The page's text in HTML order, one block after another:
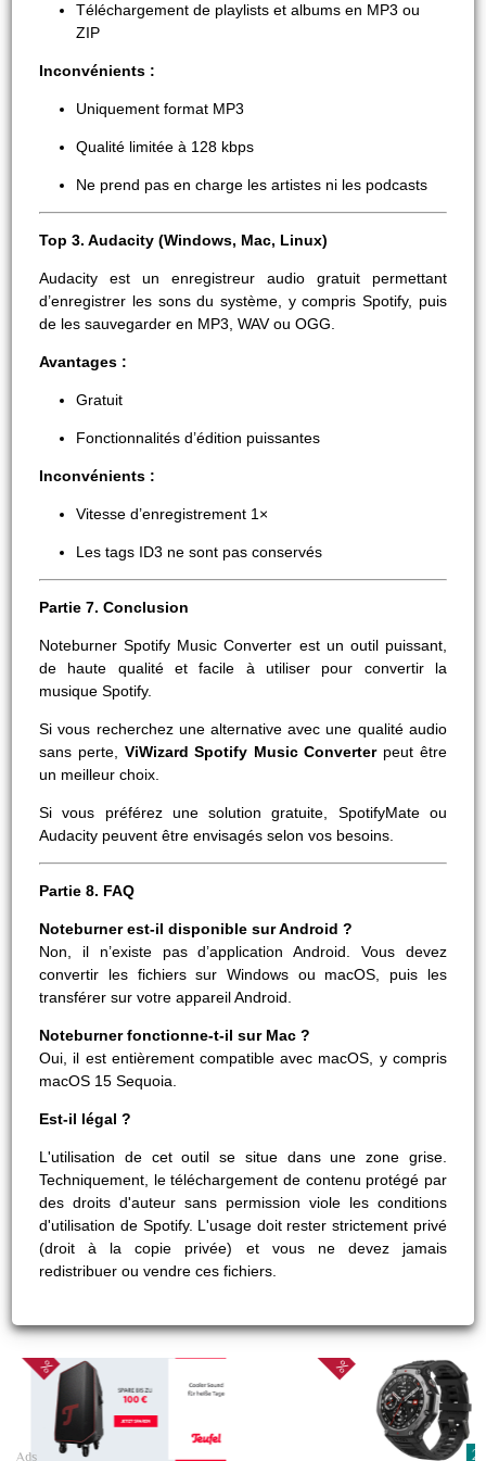
Téléchargement de playlists et albums en MP3 ou
ZIP
Inconvénients :
Uniquement format MP3
Qualité limitée à 128 kbps
Ne prend pas en charge les artistes ni les podcasts
Top 3. Audacity (Windows, Mac, Linux)
Audacity est un enregistreur audio gratuit permettant
d’enregistrer les sons du système, y compris Spotify, puis
de les sauvegarder en MP3, WAV ou OGG.
Avantages :
Gratuit
Fonctionnalités d’édition puissantes
Inconvénients :
Vitesse d’enregistrement 1×
Les tags ID3 ne sont pas conservés
Partie 7. Conclusion
Noteburner Spotify Music Converter est un outil puissant,
de haute qualité et facile à utiliser pour convertir la
musique Spotify.
Si vous recherchez une alternative avec une qualité audio
sans perte, ViWizard Spotify Music Converterpeut être
un meilleur choix.
Si vous préférez une solution gratuite, SpotifyMate ou
Audacity peuvent être envisagés selon vos besoins.
Partie 8. FAQ
Noteburner est-il disponible sur Android ?
Non, il n’existe pas d’application Android. Vous devez
convertir les fichiers sur Windows ou macOS, puis les
transférer sur votre appareil Android.
Noteburner fonctionne-t-il sur Mac ?
Oui, il est entièrement compatible avec macOS, y compris
macOS 15 Sequoia.
Est-il légal ?
L'utilisation de cet outil se situe dans une zone grise.
Techniquement, le téléchargement de contenu protégé par
des droits d'auteur sans permission viole les conditions
d'utilisation de Spotify. L'usage doit rester strictement privé
(droit à la copie privée) et vous ne devez jamais
redistribuer ou vendre ces fichiers.
Ads